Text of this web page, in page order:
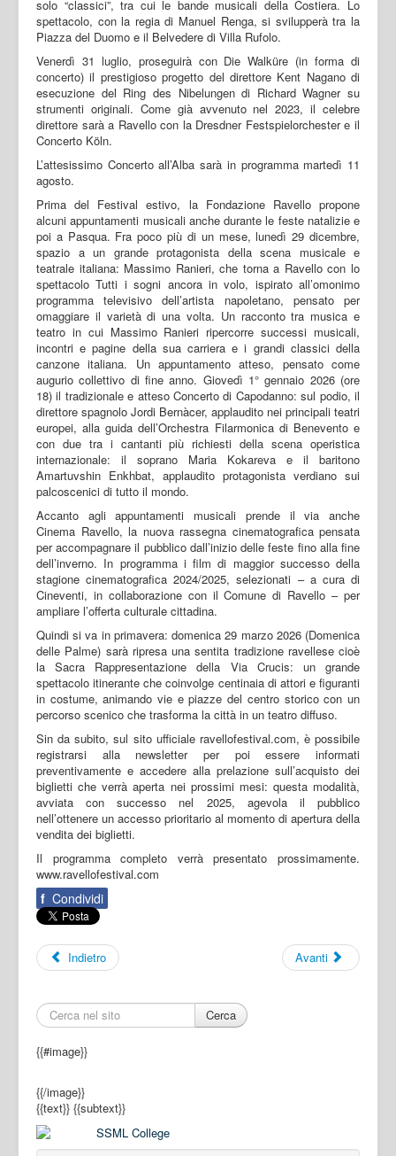
solo “classici”, tra cui le bande musicali della Costiera. Lo
spettacolo, con la regia di Manuel Renga, si svilupperà tra la
Piazza del Duomo e il Belvedere di Villa Rufolo.
Venerdì 31 luglio, proseguirà con Die Walküre (in forma di
concerto) il prestigioso progetto del direttore Kent Nagano di
esecuzione del Ring des Nibelungen di Richard Wagner su
strumenti originali. Come già avvenuto nel 2023, il celebre
direttore sarà a Ravello con la Dresdner Festspielorchester e il
Concerto Köln.
L’attesissimo Concerto all’Alba sarà in programma martedì 11
agosto.
Prima del Festival estivo, la Fondazione Ravello propone
alcuni appuntamenti musicali anche durante le feste natalizie e
poi a Pasqua. Fra poco più di un mese, lunedì 29 dicembre,
spazio a un grande protagonista della scena musicale e
teatrale italiana: Massimo Ranieri, che torna a Ravello con lo
spettacolo Tutti i sogni ancora in volo, ispirato all’omonimo
programma televisivo dell’artista napoletano, pensato per
omaggiare il varietà di una volta. Un racconto tra musica e
teatro in cui Massimo Ranieri ripercorre successi musicali,
incontri e pagine della sua carriera e i grandi classici della
canzone italiana. Un appuntamento atteso, pensato come
augurio collettivo di fine anno. Giovedì 1° gennaio 2026 (ore
18) il tradizionale e atteso Concerto di Capodanno: sul podio, il
direttore spagnolo Jordi Bernàcer, applaudito nei principali teatri
europei, alla guida dell’Orchestra Filarmonica di Benevento e
con due tra i cantanti più richiesti della scena operistica
internazionale: il soprano Maria Kokareva e il baritono
Amartuvshin Enkhbat, applaudito protagonista verdiano sui
palcoscenici di tutto il mondo.
Accanto agli appuntamenti musicali prende il via anche
Cinema Ravello, la nuova rassegna cinematografica pensata
per accompagnare il pubblico dall’inizio delle feste fino alla fine
dell’inverno. In programma i film di maggior successo della
stagione cinematografica 2024/2025, selezionati – a cura di
Cineventi, in collaborazione con il Comune di Ravello – per
ampliare l’offerta culturale cittadina.
Quindi si va in primavera: domenica 29 marzo 2026 (Domenica
delle Palme) sarà ripresa una sentita tradizione ravellese cioè
la Sacra Rappresentazione della Via Crucis: un grande
spettacolo itinerante che coinvolge centinaia di attori e figuranti
in costume, animando vie e piazze del centro storico con un
percorso scenico che trasforma la città in un teatro diffuso.
Sin da subito, sul sito ufficiale ravellofestival.com, è possibile
registrarsi alla newsletter per poi essere informati
preventivamente e accedere alla prelazione sull’acquisto dei
biglietti che verrà aperta nei prossimi mesi: questa modalità,
avviata con successo nel 2025, agevola il pubblico
nell’ottenere un accesso prioritario al momento di apertura della
vendita dei biglietti.
Il programma completo verrà presentato prossimamente.
www.ravellofestival.com
f Condividi
Indietro Avanti
Cerca
{{#image}}
{{/image}}
{{text}} {{subtext}}